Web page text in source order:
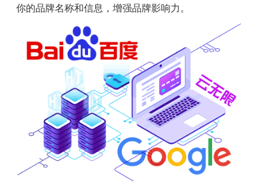
你的品牌名称和信息，增强品牌影响力。